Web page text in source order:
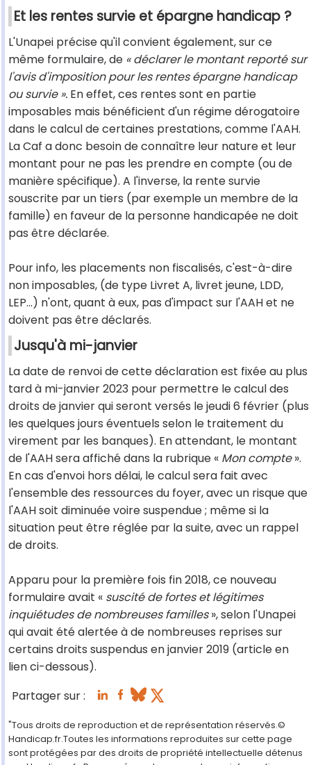
Et les rentes survie et épargne handicap ?
L'Unapei précise qu'il convient également, sur ce
même formulaire, de « déclarer le montant reporté sur
l'avis d'imposition pour les rentes épargne handicap
ou survie ». En effet, ces rentes sont en partie
imposables mais bénéficient d'un régime dérogatoire
dans le calcul de certaines prestations, comme l'AAH.
La Caf a donc besoin de connaître leur nature et leur
montant pour ne pas les prendre en compte (ou de
manière spécifique). A l'inverse, la rente survie
souscrite par un tiers (par exemple un membre de la
famille) en faveur de la personne handicapée ne doit
pas être déclarée.
Pour info, les placements non fiscalisés, c'est-à-dire
non imposables, (de type Livret A, livret jeune, LDD,
LEP...) n'ont, quant à eux, pas d'impact sur l'AAH et ne
doivent pas être déclarés.
Jusqu'à mi-janvier
La date de renvoi de cette déclaration est fixée au plus
tard à mi-janvier 2023 pour permettre le calcul des
droits de janvier qui seront versés le jeudi 6 février (plus
les quelques jours éventuels selon le traitement du
virement par les banques). En attendant, le montant
de l'AAH sera affiché dans la rubrique « Mon compte».
En cas d'envoi hors délai, le calcul sera fait avec
l'ensemble des ressources du foyer, avec un risque que
l'AAH soit diminuée voire suspendue ; même si la
situation peut être réglée par la suite, avec un rappel
de droits.
Apparu pour la première fois fin 2018, ce nouveau
formulaire avait « suscité de fortes et légitimes
inquiétudes de nombreuses familles», selon l'Unapei
qui avait été alertée à de nombreuses reprises sur
certains droits suspendus en janvier 2019 (article en
lien ci-dessous).
Partager sur :
"Tous droits de reproduction et de représentation réservés.©
Handicap.fr.Toutes les informations reproduites sur cette page
sont protégées par des droits de propriété intellectuelle détenus